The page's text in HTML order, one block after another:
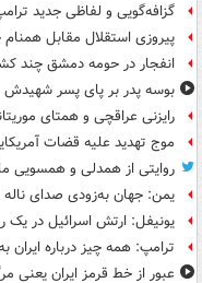
گزافه‌گویی و لفاظی جدید
پیروزی استقلال مقابل همنام
انفجار در حومه دمشق چند
بوسه‌ پدر بر پای پسر شهیدش
رایزنی عراقچی و همتای
موج تهدید علیه قضات
روایتی از همدلی و همسویی
یمن: جهان به‌زودی صدای
یونیفل: ارتش اسرائیل در یک روز ۱۱۳ توپ به جنوب لبنان شلیک
ترامپ: همه چیز درباره
عبور از خط قرمز ایران یعنی